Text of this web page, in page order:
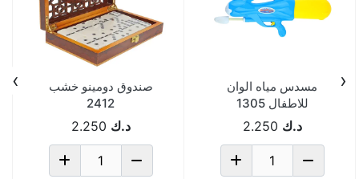
مسدس مياه الوان
للاطفال 1305
د.ك 2.250
صندوق دومينو خشب
2412
د.ك 2.250
‹
›